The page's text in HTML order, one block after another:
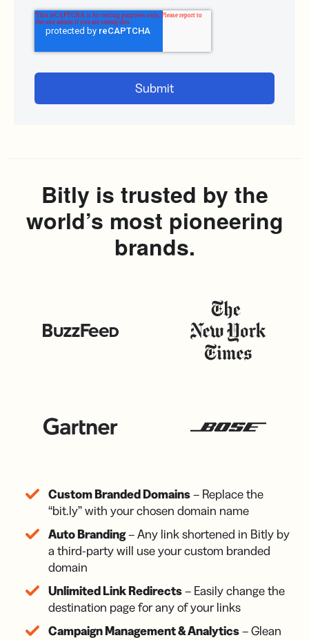
Bitly is trusted by the
world’s most pioneering
brands.
Custom Branded Domains– Replace the
“bit.ly” with your chosen domain name
Auto Branding– Any link shortened in Bitly by
a third-party will use your custom branded
domain
Unlimited Link Redirects– Easily change the
destination page for any of your links
Campaign Management & Analytics– Glean